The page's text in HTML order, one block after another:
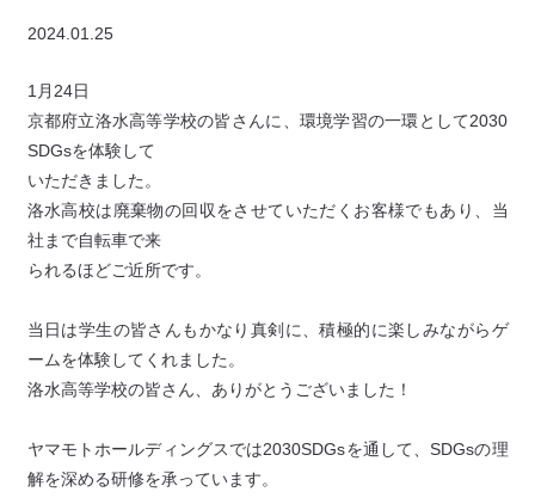
2024.01.25
1月24日
京都府立洛水高等学校の皆さんに、環境学習の一環として2030
SDGsを体験して
いただきました。
洛水高校は廃棄物の回収をさせていただくお客様でもあり、当
社まで自転車で来
られるほどご近所です。
当日は学生の皆さんもかなり真剣に、積極的に楽しみながらゲ
ームを体験してくれました。
洛水高等学校の皆さん、ありがとうございました！
ヤマモトホールディングスでは2030SDGsを通して、SDGsの理
解を深める研修を承っています。